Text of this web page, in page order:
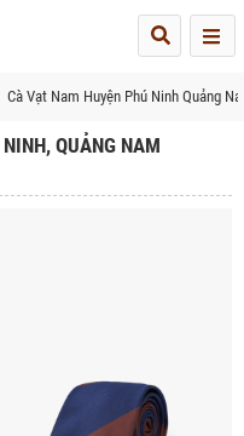
Cà Vạt Nam Huyện Phú Ninh Quảng
QUẢNG NAM